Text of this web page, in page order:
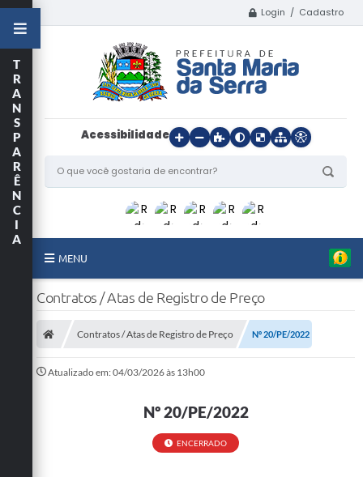
Login / Cadastro
Acessibilidade
MENU
Início
T
R
A
N
S
P
A
R
Ê
N
C
I
A
Contratos / Atas de Registro de Preço
Contratos / Atas de Registro de Preço Nº 20/PE/2022
Atualizado em: 04/03/2026 às 13h00
Nº 20/PE/2022
ENCERRADO